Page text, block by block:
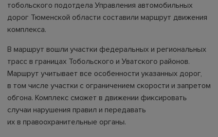
тобольского подотдела Управления автомобильных
дорог Тюменской области составили маршрут движения
комплекса.
В маршрут вошли участки федеральных и региональных
трасс в границах Тобольского и Уватского районов.
Маршрут учитывает все особенности указанных дорог,
в том числе участки с ограничением скорости и запретом
обгона. Комплекс сможет в движении фиксировать
случаи нарушения правил и передавать
их в правоохранительные органы.